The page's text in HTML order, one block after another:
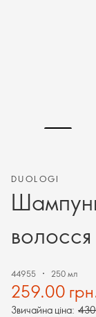
DUOLOGI
44955 250 мл
259.00
Звичайна ціна: